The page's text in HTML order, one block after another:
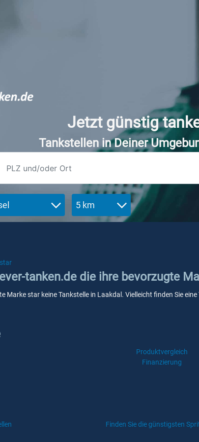
Jetzt günstig
Tankstellen in Deiner
5 km
star
tanken.de die ihre bevorzugte
Marke star keine Tankstelle in Laakdal. Vielleicht finden Sie
Produktvergleich
Finanzierung
Finden Sie die günstigsten